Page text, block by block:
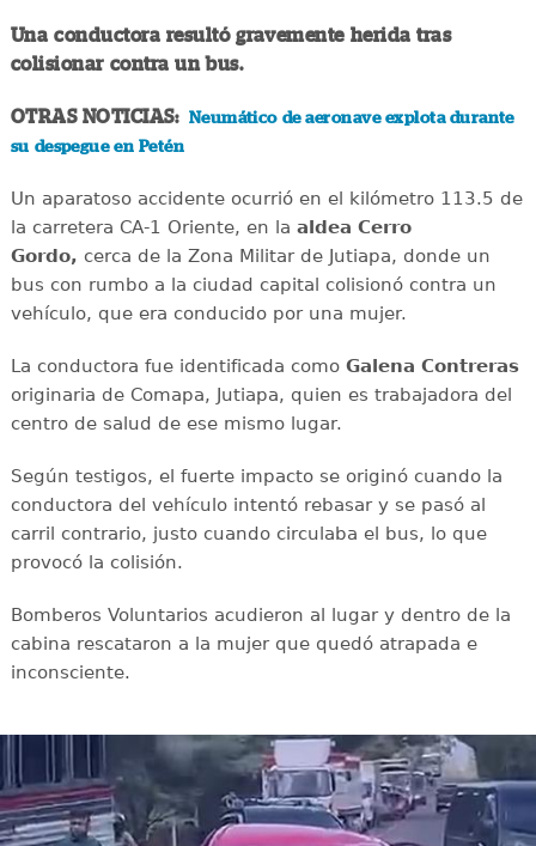
Una conductora resultó gravemente herida tras
colisionar contra un bus.
OTRAS NOTICIAS: Neumático de aeronave explota durante
su despegue en Petén
Un aparatoso accidente ocurrió en el kilómetro 113.5 de
la carretera CA-1 Oriente, en la aldea Cerro
Gordo, cerca de la Zona Militar de Jutiapa, donde un
bus con rumbo a la ciudad capital colisionó contra un
vehículo, que era conducido por una mujer.
La conductora fue identificada comoGalena Contreras
originaria de Comapa, Jutiapa, quien es trabajadora del
centro de salud de ese mismo lugar.
Según testigos, el fuerte impacto se originó cuando la
conductora del vehículo intentó rebasar y se pasó al
carril contrario, justo cuando circulaba el bus, lo que
provocó la colisión.
Bomberos Voluntarios acudieron al lugar y dentro de la
cabina rescataron a la mujer que quedó atrapada e
inconsciente.